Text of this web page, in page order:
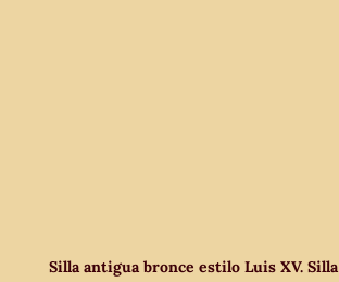
Silla antigua bronce estilo Luis XV. Silla